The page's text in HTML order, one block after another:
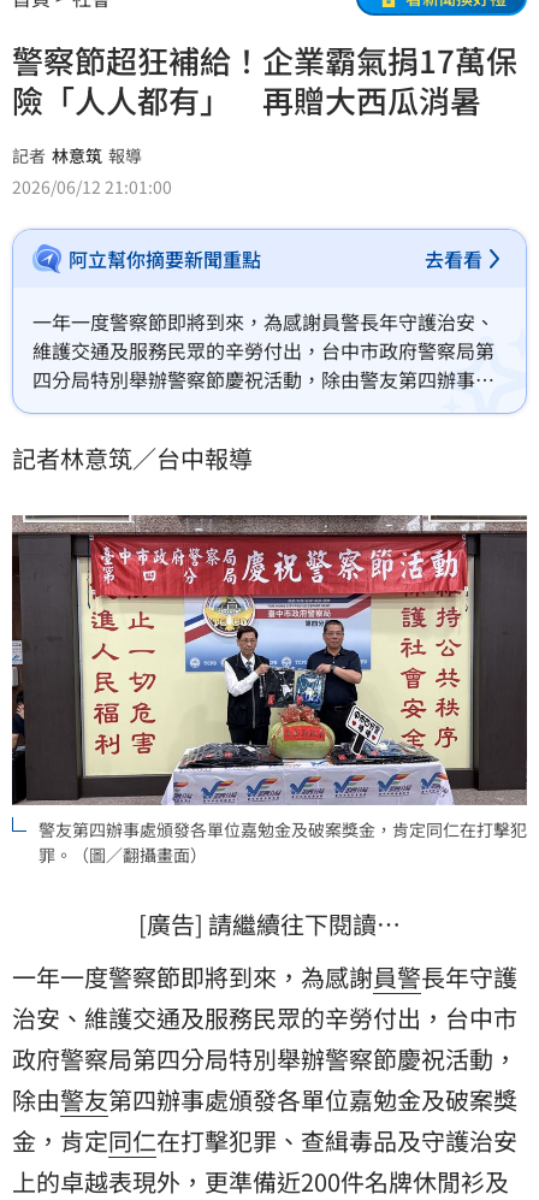
警察節超狂補給！企業霸氣捐17萬保
險「人人都有」 再贈大西瓜消暑
記者 林意筑 報導
2026/06/12 21:01:00
阿立幫你摘要新聞重點 去看看
一年一度警察節即將到來，為感謝員警長年守護治安、
維護交通及服務民眾的辛勞付出，台中市政府警察局第
四分局特別舉辦警察節慶祝活動，除由警友第四辦事處
頒發各單位嘉勉金及破案獎金，肯定同仁在打擊犯罪、
名牌休閒衫及35顆來自花蓮的優質大西瓜，讓同仁在炎
溫暖支持。
記者林意筑／台中報導
警友第四辦事處頒發各單位嘉勉金及破案獎金，肯定同仁在打擊犯
罪。（圖／翻攝畫面）
[廣告] 請繼續往下閱讀…
一年一度警察節即將到來，為感謝員警長年守護
治安 、維護交通及服務民眾的辛勞付出，台中市
政府警察局第四分局特別舉辦警察節慶祝活動，
除由警友第四辦事處頒發各單位嘉勉金及破案獎
金，肯定同仁在打擊犯罪、查緝毒品及守護治安
上的卓越表現外，更準備近200件名牌休閒衫及